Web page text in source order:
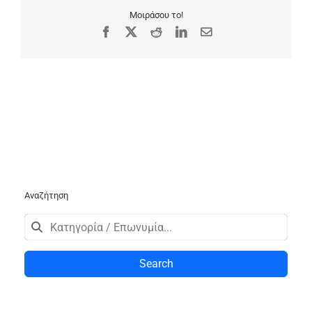
Μοιράσου το!
Facebook RedditLinkedIn
Email
Αναζήτηση
Search